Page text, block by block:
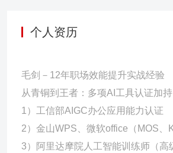
个人资历
毛剑－12年职场效能提升实战经验
从青铜到王者：多项AI工具认证加
1）工信部AIGC办公应用能力认证
2）金山WPS、微软office（MOS、
3）阿里达摩院人工智能训练师（高